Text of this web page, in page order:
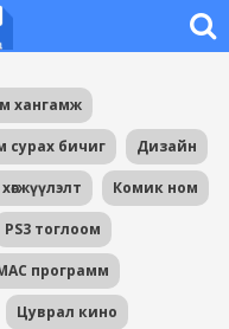
хангамж
сурах бичиг Дизайн
Комик ном
PS3 тоглоом
программ
Цуврал кино